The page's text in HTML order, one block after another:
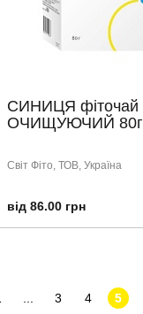
СИНИЦЯ фіточай
ОЧИЩУЮЧИЙ 80г
Світ Фіто, ТОВ, Україна
від 86.00 грн
3 4 5